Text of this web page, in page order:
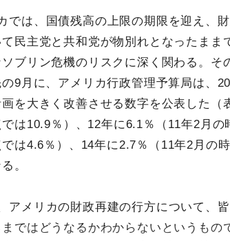
では、国債残高の上限の期限を迎え、
て民主党と共和党が物別れとなったまま
ブリン危機のリスクに深く関わる。そ
9月に、アメリカ行政管理予算局は、
を大きく改善させる数字を公表した（
では10.9％）、12年に6.1％（11年2月
では4.6％）、14年に2.7％（11年2月の
。
アメリカの財政再建の行方について、
ではどうなるかわからないというもの